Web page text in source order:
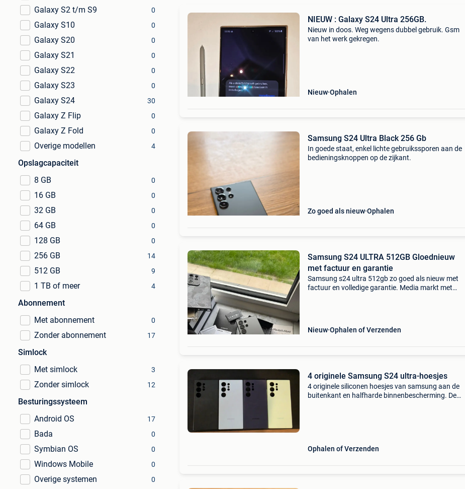
Galaxy S2 t/m S9 0
Galaxy S10 0
Galaxy S20 0
Galaxy S21 0
Galaxy S22 0
Galaxy S23 0
Galaxy S24 30
Galaxy Z Flip 0
Galaxy Z Fold 0
Overige modellen 4
Opslagcapaciteit
8 GB
0
16 GB 0
32 GB 0
64 GB 0
128 GB 0
256 GB 14
512 GB 9
1 TB of meer 4
Abonnement
Met abonnement
0
Zonder abonnement 17
Simlock
Met simlock
3
Zonder simlock 12
Besturingssysteem
Android OS
17
Bada 0
Symbian OS 0
Windows Mobile 0
Overige systemen 0
NIEUW : Galaxy S24 Ultra 256GB.
Nieuw in doos. Weg wegens dubbel gebruik. Gsm
van het werk gekregen.
Nieuw Ophalen
Samsung S24 Ultra Black 256 Gb
In goede staat, enkel lichte gebruikssporen aan de
bedieningsknoppen op de zijkant.
Zo goed als nieuw Ophalen
Samsung S24 ULTRA 512GB Gloednieuw
met factuur en garantie
Samsung s24 ultra 512gb zo goed als nieuw met
factuur en volledige garantie. Media markt met
Nieuw Ophalen of Verzenden
4 originele Samsung S24 ultra-hoesjes
4 originele siliconen hoesjes van samsung aan de
buitenkant en halfharde binnenbescherming. De
Ophalen of Verzenden